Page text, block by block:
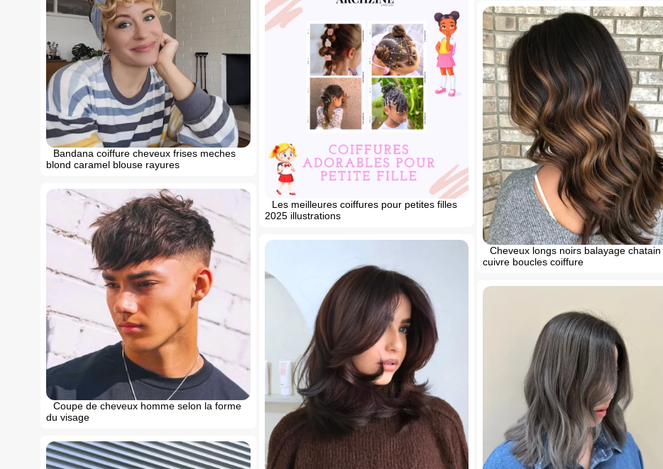
Bandana coiffure cheveux frises meches
blond caramel blouse rayures
Les meilleures coiffures pour petites filles
2025 illustrations
Cheveux longs noirs balayage chatain
cuivre boucles coiffure
Coupe de cheveux homme selon la forme
du visage